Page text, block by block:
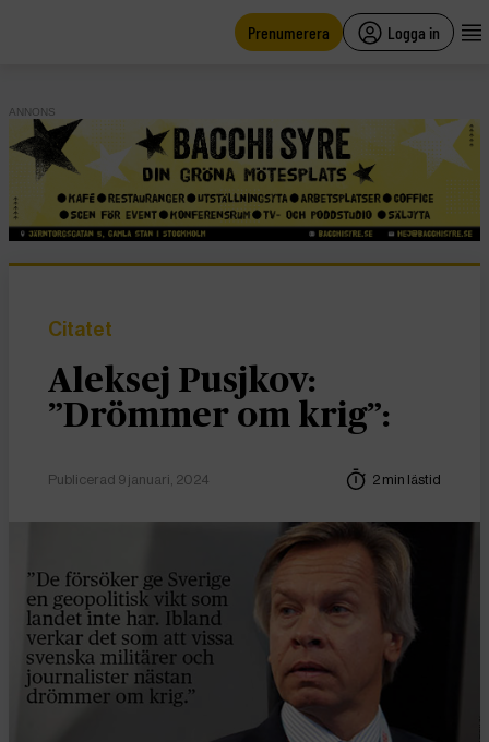
Prenumerera Logga in
ANNONS
Citatet
Aleksej Pusjkov:
”Drömmer om krig”:
Publicerad 9 januari, 2024 2 min lästid